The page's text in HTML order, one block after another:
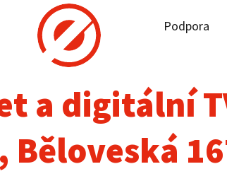
Podpora
a digitální
Běloveská